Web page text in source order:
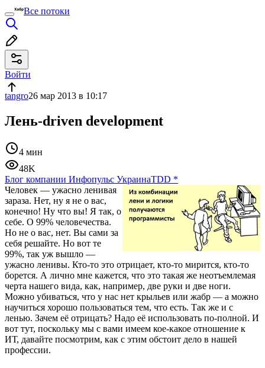
Все потоки
Войти
tangro26 мар 2013 в 10:17
Лень-driven development
4 мин
48K
Блог компании Инфопульс УкраинаTDD *
Человек — ужасно ленивая
зараза. Нет, ну я не о вас,
конечно! Ну что вы! Я так, о
себе. О 99% человечества.
Но не о вас, нет. Вы сами за
себя решайте. Но вот те
99%, так уж вышло —
ужасно ленивы. Кто-то это отрицает, кто-то мирится, кто-то
борется. А лично мне кажется, что это такая же неотъемлемая
черта нашего вида, как, например, две руки и две ноги.
Можно убиваться, что у нас нет крыльев или жабр — а можно
научиться хорошо пользоваться тем, что есть. Так же и с
ленью. Зачем её отрицать? Надо её использовать по-полной. И
вот тут, поскольку мы с вами имеем кое-какое отношение к
ИТ, давайте посмотрим, как с этим обстоит дело в нашей
профессии.